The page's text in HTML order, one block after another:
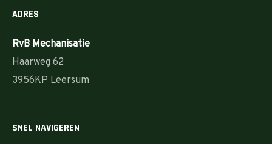
ADRES
RvB Mechanisatie
Haarweg 62
3956KP Leersum
SNEL NAVIGEREN